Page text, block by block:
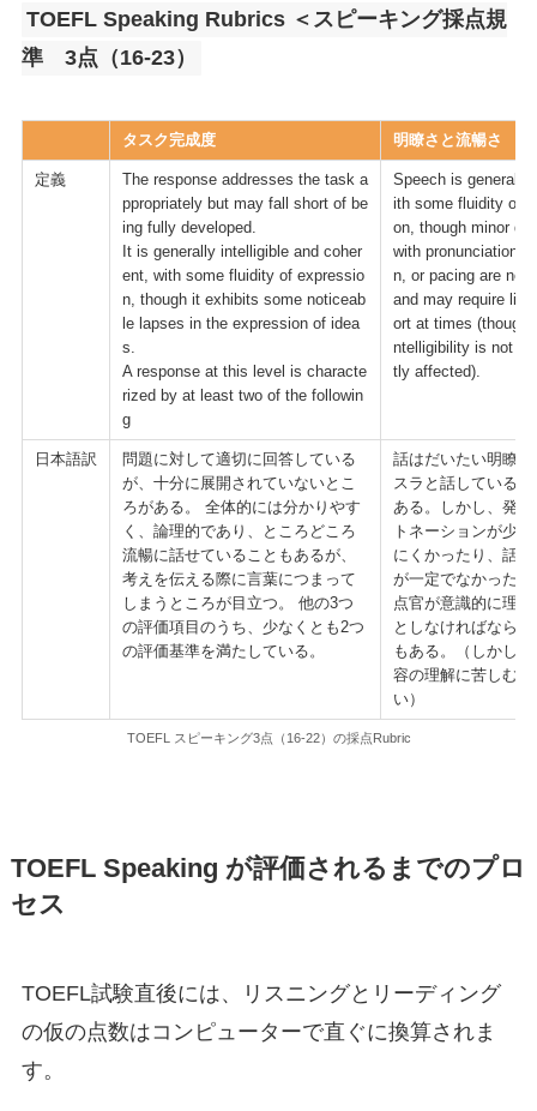
TOEFL Speaking Rubrics ＜スピーキング採点規
準 3点（16-23）
タスク完成度 明瞭さと流暢さ
定義 The response addresses the task a
ppropriately but may fall short of be
ing fully developed.
It is generally intelligible and coher
ent, with some fluidity of expressio
n, though it exhibits some noticeab
le lapses in the expression of idea
s.
A response at this level is characte
rized by at least two of the followin
g
Speech is generally
ith some fluidity of
on, though minor
with pronunciation,
n, or pacing are
and may require
ort at times (though
ntelligibility is not
tly affected).
日本語訳
問題に対して適切に回答している
が、十分に展開されていないとこ
ろがある。 全体的には分かりやす
く、論理的であり、ところどころ
流暢に話せていることもあるが、
考えを伝える際に言葉につまって
しまうところが目立つ。 他の3つ
の評価項目のうち、少なくとも2つ
の評価基準を満たしている。
話はだいたい明瞭で
スラと話していると
ある。しかし、発音
トネーションが少
にくかったり、話の
が一定でなかったり
点官が意識的に理解
としなければなら
もある。（しかし
容の理解に苦しむこ
い）
TOEFL スピーキング3点（16-22）の採点Rubric
TOEFL Speaking が評価されるまでのプロ
セス
TOEFL試験直後には、リスニングとリーディング
の仮の点数はコンピューターで直ぐに換算されま
す。